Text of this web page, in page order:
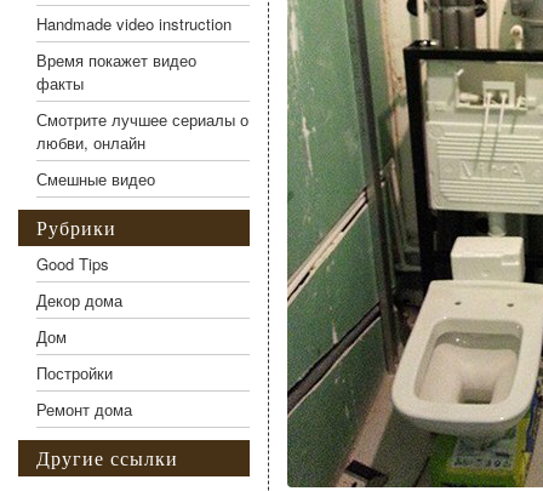
Handmade video instruction
Время покажет видео
факты
Смотрите лучшее сериалы о
любви, онлайн
Смешные видео
Рубрики
Good Tips
Декор дома
Дом
Постройки
Ремонт дома
Другие ссылки